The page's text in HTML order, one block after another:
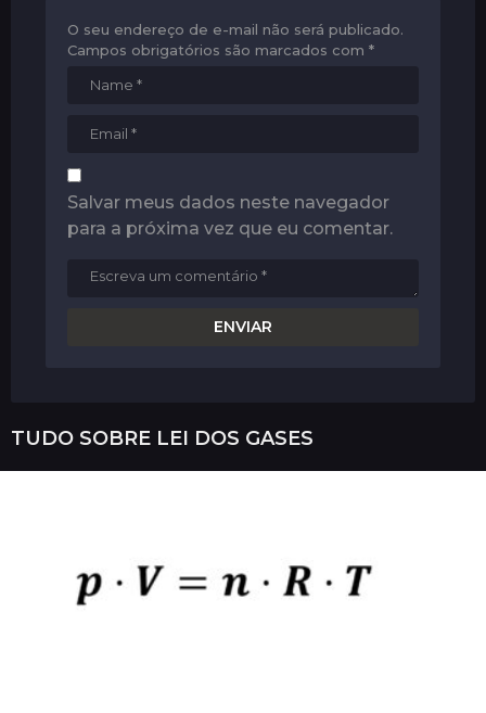
O seu endereço de e-mail não será publicado.
Campos obrigatórios são marcados com *
Salvar meus dados neste navegador
para a próxima vez que eu comentar.
TUDO SOBRE LEI DOS GASES